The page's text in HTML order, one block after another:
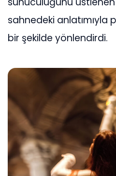
sahnedeki anlatımıyla
bir şekilde yönlendirdi.